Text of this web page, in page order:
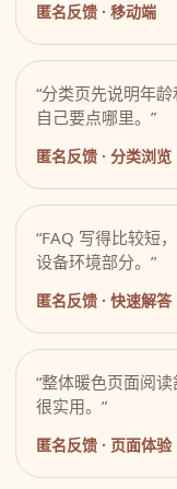
匿名反馈 · 移动端
“分类页先说明年
自己要点哪里。”
匿名反馈 · 分类浏览
“FAQ 写得比较短
设备环境部分。”
匿名反馈 · 快速解答
“整体暖色页面阅
很实用。”
匿名反馈 · 页面体验